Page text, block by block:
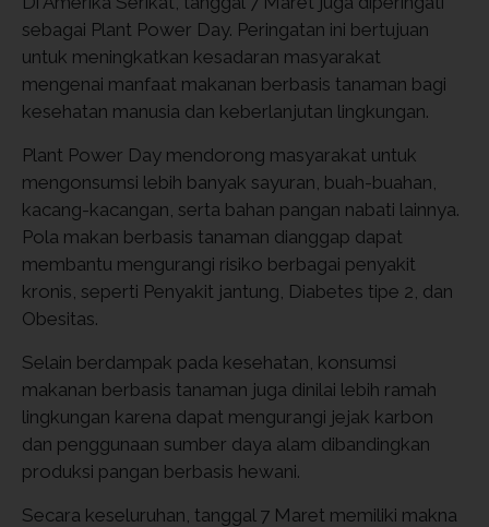
sebagai Plant Power Day. Peringatan ini bertujuan
untuk meningkatkan kesadaran masyarakat
mengenai manfaat makanan berbasis tanaman bagi
kesehatan manusia dan keberlanjutan lingkungan.
Plant Power Day mendorong masyarakat untuk
mengonsumsi lebih banyak sayuran, buah-buahan,
kacang-kacangan, serta bahan pangan nabati lainnya.
Pola makan berbasis tanaman dianggap dapat
membantu mengurangi risiko berbagai penyakit
kronis, seperti Penyakit jantung, Diabetes tipe 2, dan
Obesitas.
Selain berdampak pada kesehatan, konsumsi
makanan berbasis tanaman juga dinilai lebih ramah
lingkungan karena dapat mengurangi jejak karbon
dan penggunaan sumber daya alam dibandingkan
produksi pangan berbasis hewani.
Secara keseluruhan, tanggal 7 Maret memiliki makna